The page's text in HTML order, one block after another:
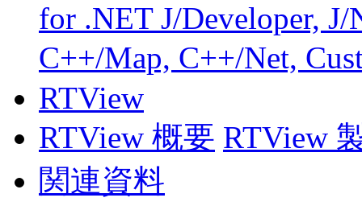
for .NET J/Developer, J/
C++/Map, C++/Net,
RTView
RTView 概要 RTView
関連資料